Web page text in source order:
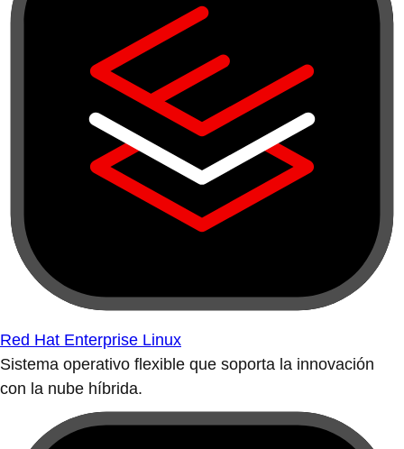
Red Hat Enterprise Linux
Sistema operativo flexible que soporta la innovación
con la nube híbrida.